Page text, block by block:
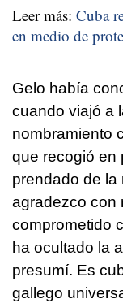
Leer más: Cuba
en medio de
Gelo había
cuando viajó a
nombramiento
que recogió en
prendado de
agradezco con
comprometido
ha ocultado la
presumí. Es
gallego